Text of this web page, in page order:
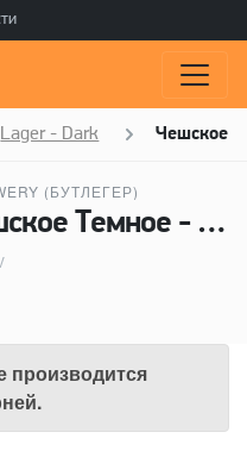
Lager - Dark Чешское
(БУТЛЕГЕР)
Пиво Чешское Темное - Hammermill Brewery (Бутлегер)
производится